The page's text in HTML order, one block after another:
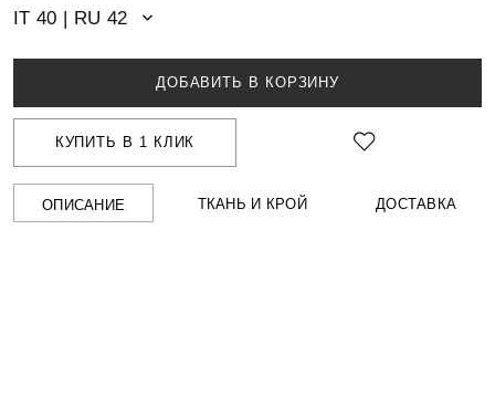
ОПИСАНИЕ ТКАНЬ И КРОЙ ДОСТАВКА
IT 40 | RU 42
ДОБАВИТЬ В КОРЗИНУ
КУПИТЬ В 1 КЛИК